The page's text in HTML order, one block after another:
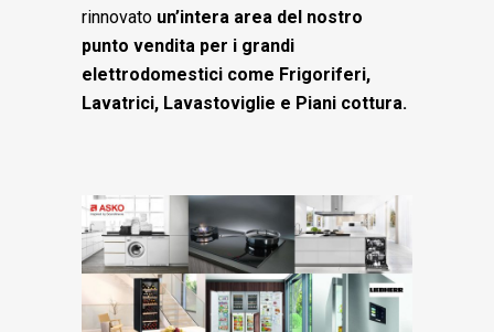
rinnovato un’intera area del nostro
punto vendita per i grandi
elettrodomestici come Frigoriferi,
Lavatrici, Lavastoviglie e Piani cottura.